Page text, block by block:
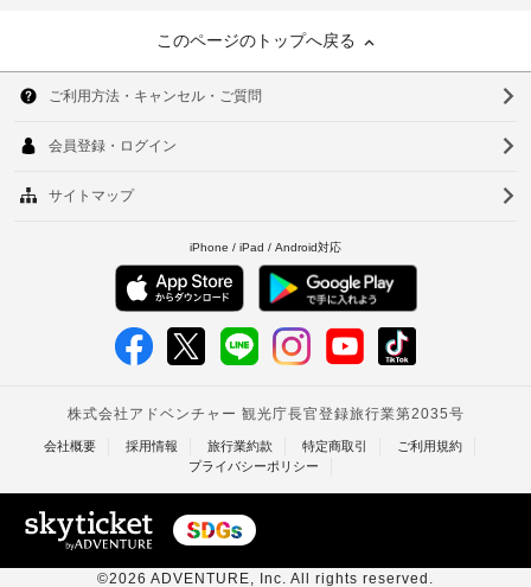
このページのトップへ戻る